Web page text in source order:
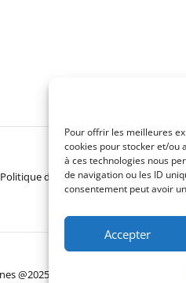
Pour offrir les meilleures
cookies pour stocker et/ou
à ces technologies nous
de navigation ou les ID
consentement peut avoir
Accepter
Politique de confidentialité
@2025